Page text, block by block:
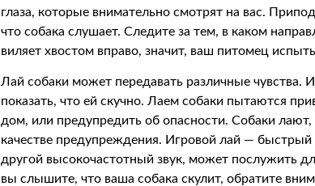
глаза, которые внимательно смотрят на вас.
что собака слушает. Следите за тем, в каком
виляет хвостом вправо, значит, ваш питомец
Лай собаки может передавать различные чувства.
показать, что ей скучно. Лаем собаки пытаются
дом, или предупредить об опасности. Собаки лают,
качестве предупреждения. Игровой лай —
другой высокочастотный звук, может послужить
вы слышите, что ваша собака скулит, обратите